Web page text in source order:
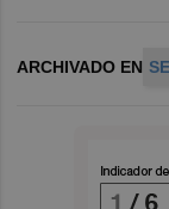
ARCHIVADO EN